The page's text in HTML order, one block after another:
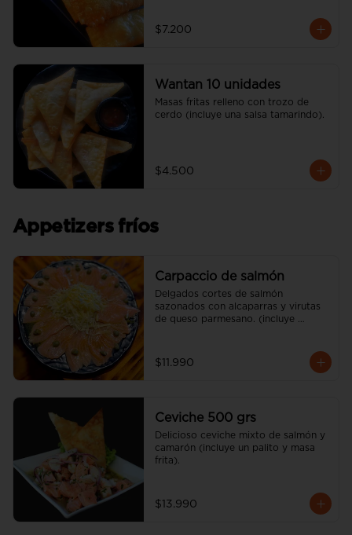
$7.200
Wantan 10 unidades
Masas fritas relleno con trozo de
cerdo (incluye una salsa tamarindo).
$4.500
Appetizers fríos
Carpaccio de salmón
Delgados cortes de salmón
sazonados con alcaparras y virutas
de queso parmesano. (incluye
$11.990
Ceviche 500 grs
Delicioso ceviche mixto de salmón y
camarón (incluye un palito y masa
frita).
$13.990